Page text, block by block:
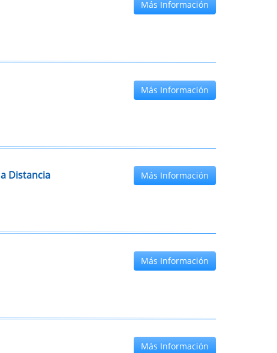
Más Información
Más Información
Distancia Más Información
Más Información
Más Información